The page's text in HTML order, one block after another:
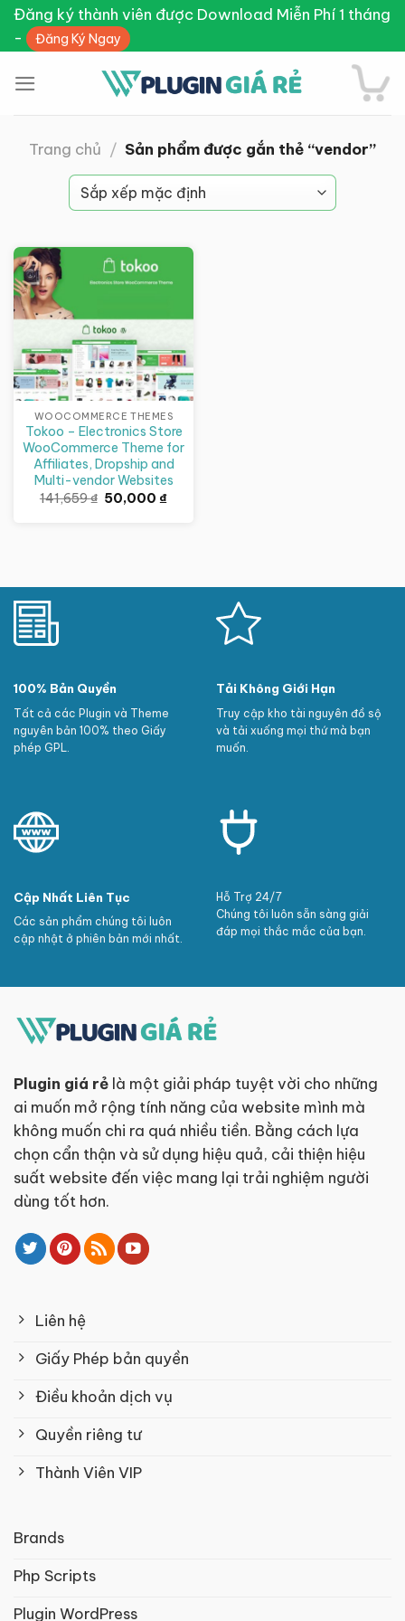
Skip
content
Đăng ký thành viên được Download Miễn Phí 1 tháng
-
Đăng Ký Ngay
Trang chủ / Sản phẩm được gắn thẻ “vendor”
Giảm giá!
WOOCOMMERCE THEMES
Tokoo – Electronics Store
WooCommerce Theme for
Affiliates, Dropship and
Multi-vendor Websites
141,659₫ Giá
gốc
50,000₫Giá
100% Bản Quyền
Tất cả các Plugin và Theme
nguyên bản 100% theo Giấy
phép GPL.
Tải Không Giới Hạn
Truy cập kho tài nguyên đồ sộ
và tải xuống mọi thứ mà bạn
muốn.
Cập Nhất Liên Tục
Các sản phẩm chúng tôi luôn
cập nhật ở phiên bản mới nhất.
Hỗ Trợ 24/7
Chúng tôi luôn sẵn sàng giải
đáp mọi thắc mắc của bạn.
Plugin giá rẻ là một giải pháp tuyệt vời cho những
ai muốn mở rộng tính năng của website mình mà
không muốn chi ra quá nhiều tiền. Bằng cách lựa
chọn cẩn thận và sử dụng hiệu quả, cải thiện hiệu
suất website đến việc mang lại trải nghiệm người
dùng tốt hơn.
Liên hệ
Giấy Phép bản quyền
Điều khoản dịch vụ
Quyền riêng tư
Thành Viên VIP
Brands
Php Scripts
Plugin WordPress